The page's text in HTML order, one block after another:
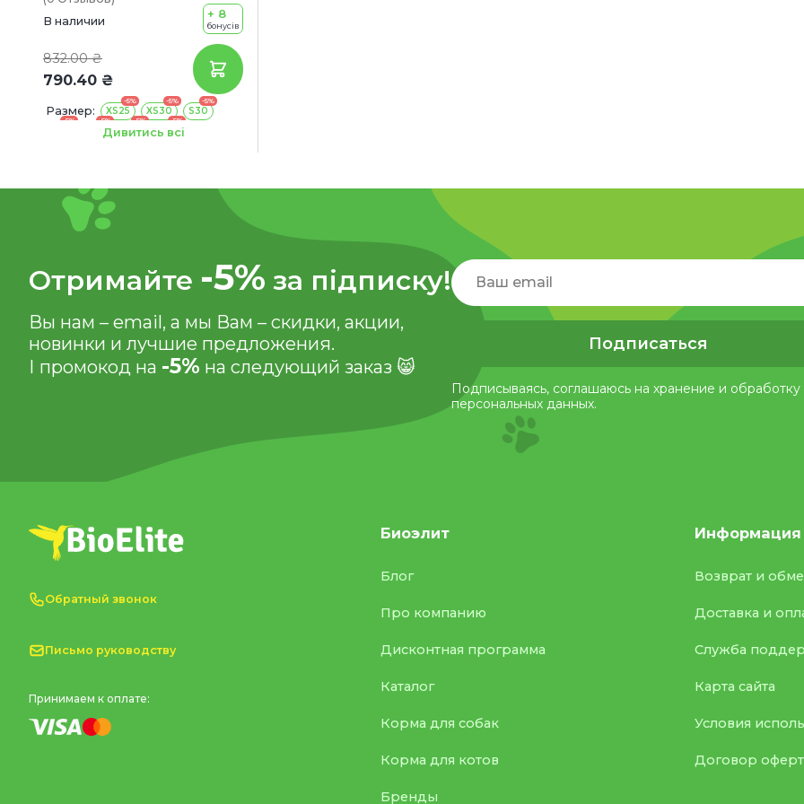
В наличии
832.00 ₴
790.40 ₴
+ 8
бонусів
Размер:
-5%
XS25
-5%
XS30
-5%
S30
-5% -5% -5%
S32
-5%
M47
Дивитись всі
Отримайте -5% за підписку!
Вы нам – email, а мы Вам – скидки, акции,
новинки и лучшие предложения.
І промокод на -5% на следующий заказ 😸
Подписаться
Подписываясь, соглашаюсь на хранение и обработку
персональных данных.
Обратный звонок
Письмо руководству
Принимаем к оплате:
Биоэлит
Блог
Про компанию
Дисконтная программа
Каталог
Корма для собак
Корма для котов
Бренды
Информация
Возврат и
Доставка и
Служба
Карта сайта
Условия
Договор